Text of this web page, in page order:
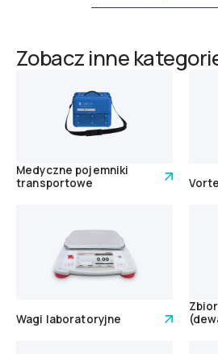
Zobacz inne
Medyczne pojemniki
transportowe
Wagi laboratoryjne